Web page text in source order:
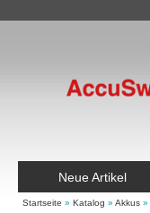
Neue Artikel
Startseite » Katalog » Akkus »